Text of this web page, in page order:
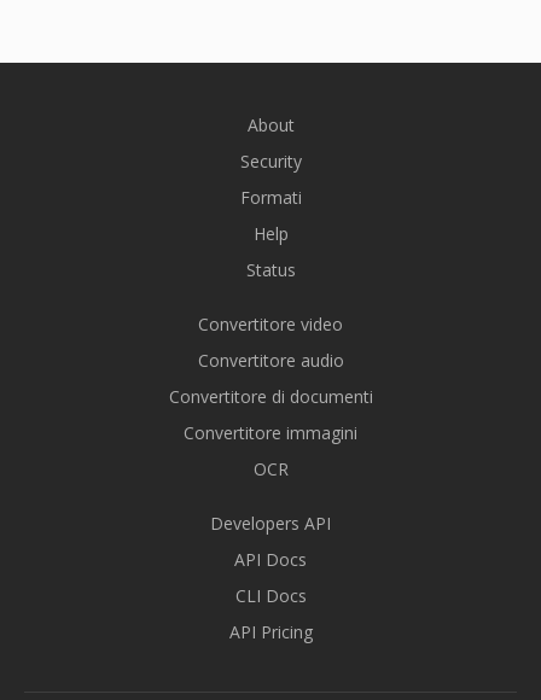
About
Security
Formati
Help
Status
Convertitore video
Convertitore audio
Convertitore di documenti
Convertitore immagini
OCR
Developers API
API Docs
CLI Docs
API Pricing